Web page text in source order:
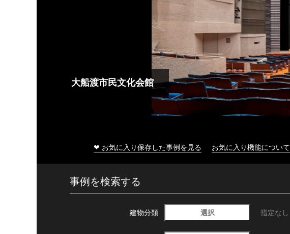
大船渡市民文化会館
❤ お気に入り保存した事例を見る お気に入り機能について
事例を検索する
建物分類 選択 指定なし